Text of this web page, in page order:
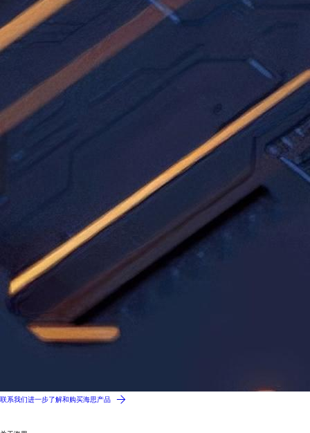
联系我们进一步了解和购买海思产品